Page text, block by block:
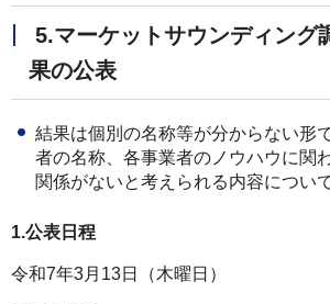
5.マーケットサウンディング
果の公表
結果は個別の名称等が分からない形
者の名称、各事業者のノウハウに関
関係がないと考えられる内容につい
1.公表日程
令和7年3月13日（木曜日）